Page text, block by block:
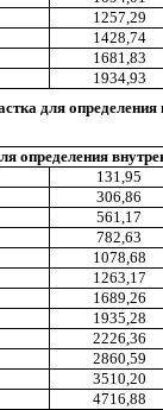
1257,29
1428,74
1681,83
1934,93
для определения
определения
131,95
306,86
561,17
782,63
1078,68
1263,17
1689,26
1935,28
2226,36
2860,59
3510,20
4716,88